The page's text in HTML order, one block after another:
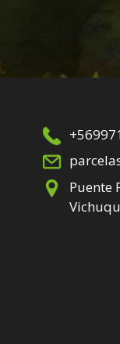
Puente